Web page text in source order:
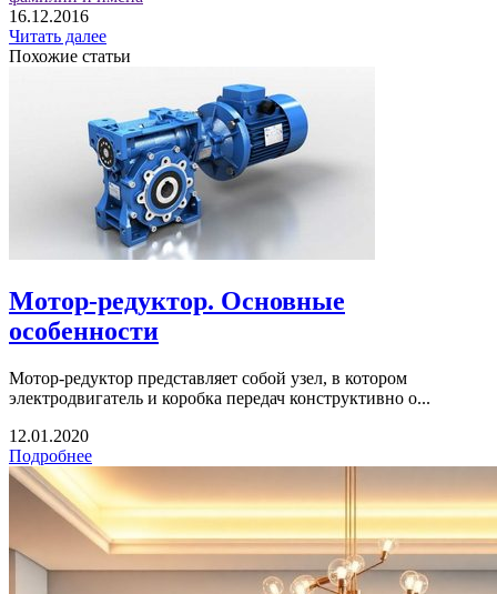
16.12.2016
Читать далее
Похожие статьи
Мотор-редуктор. Основные
особенности
Мотор-редуктор представляет собой узел, в котором
электродвигатель и коробка передач конструктивно о...
12.01.2020
Подробнее